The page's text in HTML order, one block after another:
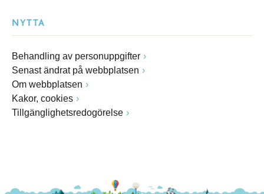
NYTTA
Behandling av personuppgifter
Senast ändrat på webbplatsen
Om webbplatsen
Kakor, cookies
Tillgänglighetsredogörelse